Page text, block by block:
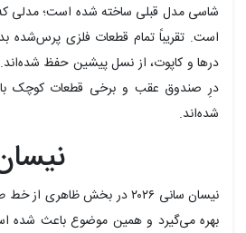
است. تقریباً تمام قطعات فلزی پرس‌شده
درها و کاپوت، از نسل پیشین حفظ شده‌اند.
درِ صندوق عقب و برخی قطعات کوچک با
شده‌اند.
نیسان سانی ۲۰۲۶ در بخش
بهره می‌گیرد و همین موضوع باعث شده